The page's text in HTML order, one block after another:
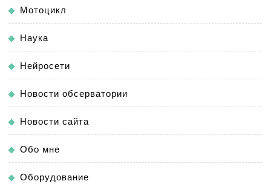
Мотоцикл
Наука
Нейросети
Новости обсерватории
Новости сайта
Обо мне
Оборудование